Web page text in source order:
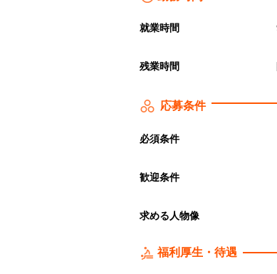
就業時間
残業時間
応募条件
必須条件
歓迎条件
求める人物像
福利厚生・待遇